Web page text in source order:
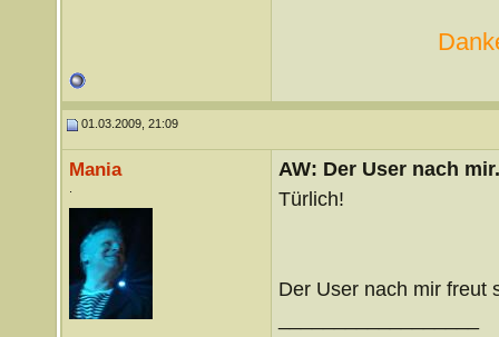
01.03.2009, 21:09
Mania
AW: Der User nach
Türlich!
Der User nach mir freut